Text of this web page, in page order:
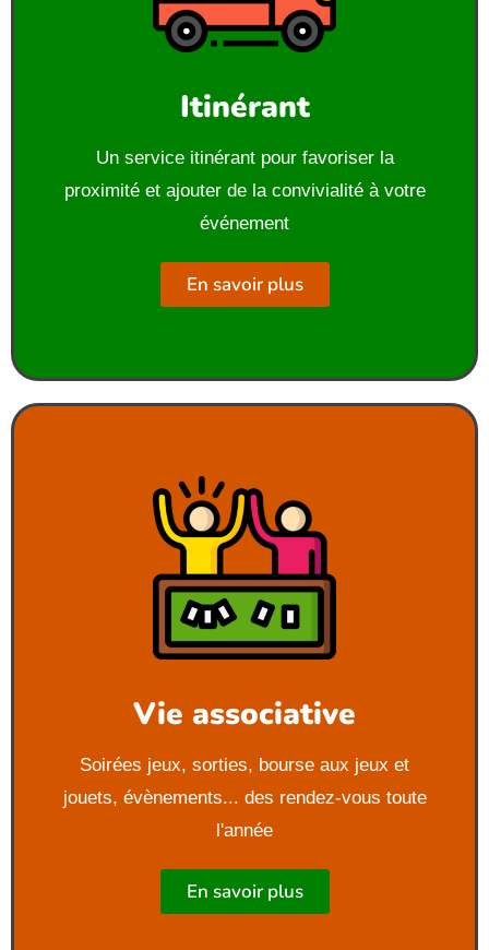
Itinérant
Un service itinérant pour favoriser la
proximité et ajouter de la convivialité à votre
événement
En savoir plus
Vie associative
Soirées jeux, sorties, bourse aux jeux et
jouets, évènements... des rendez-vous toute
l'année
En savoir plus